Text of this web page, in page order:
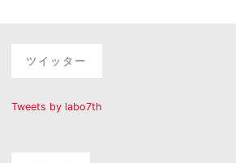
ツイッター
Tweets by labo7th